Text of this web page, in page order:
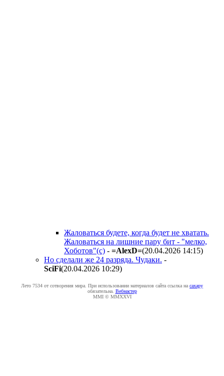
Жаловаться будете, когда будет не хватать.
Жаловаться на лишние пару бит - "мелко,
Хоботов"(с) - =AlexD=(20.04.2026 14:15)
Но сделали же 24 разряда. Чудаки. -
SciFi(20.04.2026 10:29)
Лето 7534 от сотворения мира. При использовании материалов сайта ссылка на caxapу
обязательна. Вебмастер
MMI © MMXXVI